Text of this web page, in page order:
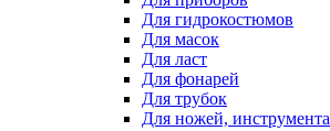
Для гидрокостюмов
Для масок
Для ласт
Для фонарей
Для трубок
Для ножей, инструмента